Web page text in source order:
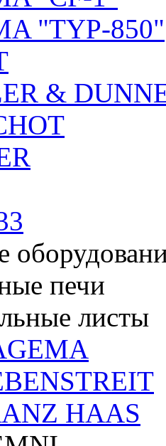
"TYP-850"
&
печи
листы
HAAS